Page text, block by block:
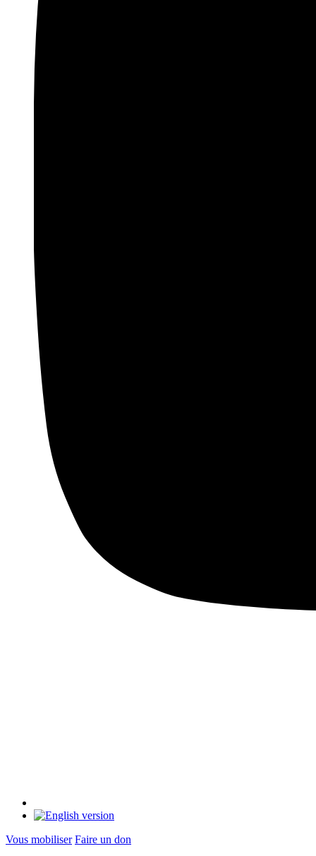
Vous mobiliser Faire un don